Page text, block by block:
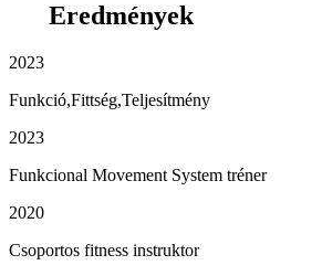
Eredmények
2023
Funkció,Fittség,Teljesítmény
2023
Funkcional Movement System tréner
2020
Csoportos fitness instruktor